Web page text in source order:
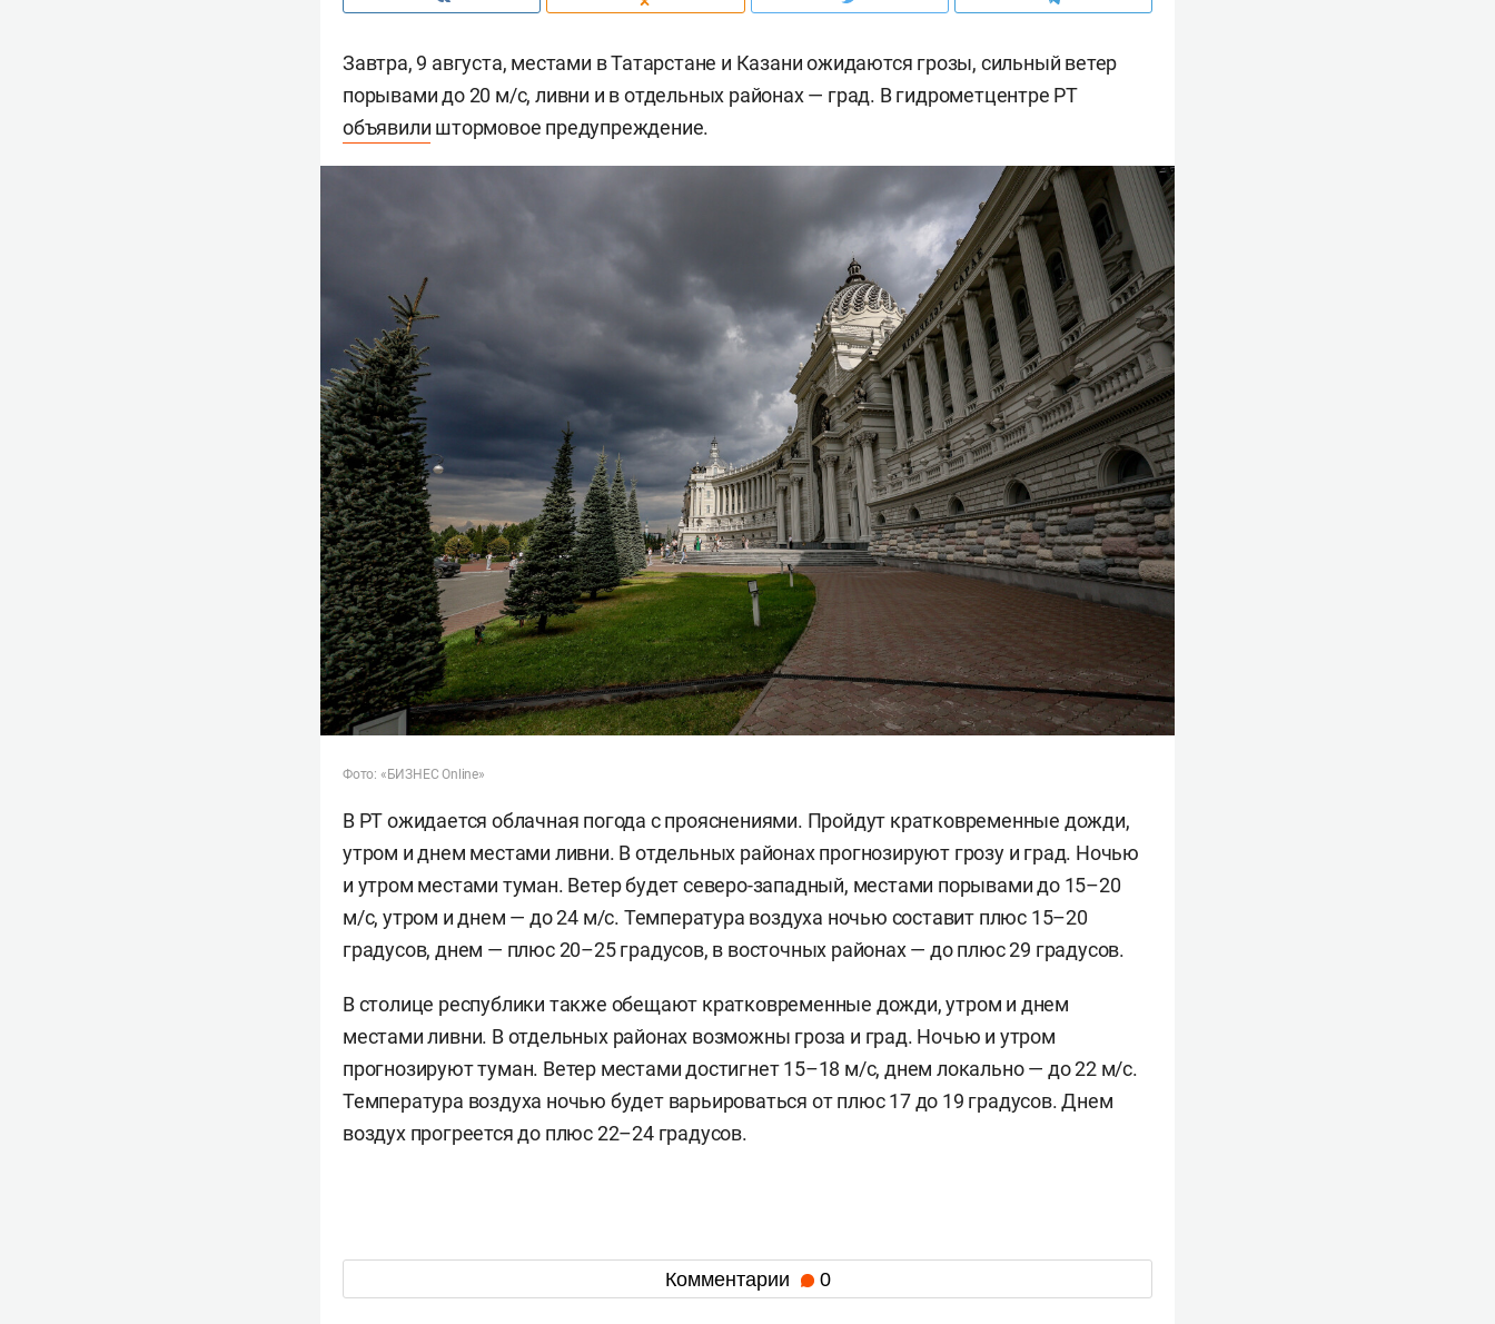
Завтра, 9 августа, местами в Татарстане и Казани ожидаются грозы, сильный ветер
порывами до 20 м/c, ливни и в отдельных районах — град. В гидрометцентре РТ
объявили штормовое предупреждение.
Фото: «БИЗНЕС Online»
В РТ ожидается облачная погода с прояснениями. Пройдут кратковременные дожди,
утром и днем местами ливни. В отдельных районах прогнозируют грозу и град. Ночью
и утром местами туман. Ветер будет северо-западный, местами порывами до 15–20
м/c, утром и днем — до 24 м/с. Температура воздуха ночью составит плюс 15–20
градусов, днем — плюс 20–25 градусов, в восточных районах — до плюс 29 градусов.
В столице республики также обещают кратковременные дожди, утром и днем
местами ливни. В отдельных районах возможны гроза и град. Ночью и утром
прогнозируют туман. Ветер местами достигнет 15–18 м/с, днем локально — до 22 м/с.
Температура воздуха ночью будет варьироваться от плюс 17 до 19 градусов. Днем
воздух прогреется до плюс 22–24 градусов.
Комментарии 0